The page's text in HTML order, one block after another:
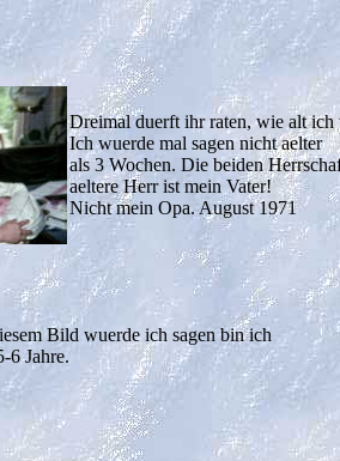
Bild wuerde ich sagen bin ich
6 Jahre.
Dreimal duerft ihr raten, wie alt
Ich wuerde mal sagen nicht aelter
als 3 Wochen. Die beiden
aeltere Herr ist mein Vater!
Nicht mein Opa. August 1971